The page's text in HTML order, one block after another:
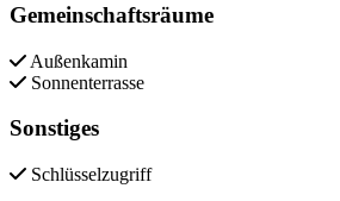
Gemeinschaftsräume
Außenkamin
Sonnenterrasse
Sonstiges
Schlüsselzugriff